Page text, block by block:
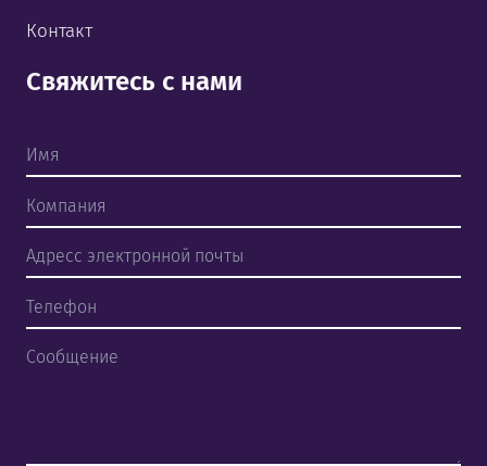
Главная страница
Товары и услуги
Контакт
RUS
Контакт
Свяжитесь с нами